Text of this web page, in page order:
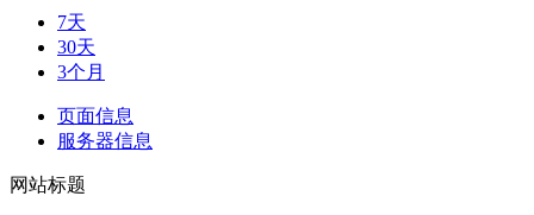
7天
30天
3个月
页面信息
服务器信息
网站标题